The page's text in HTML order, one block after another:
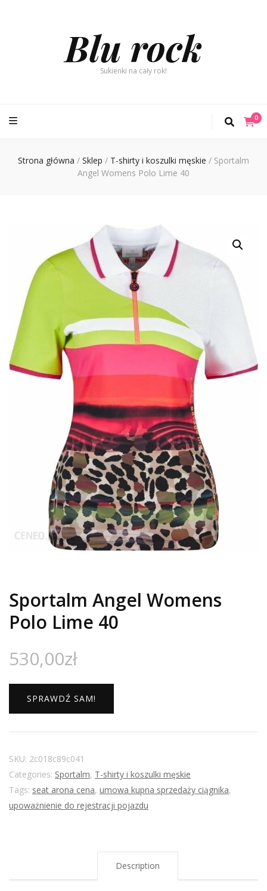
Blu rock
Sukienki na cały rok!
0
Strona główna / Sklep / T-shirty i koszulki męskie / Sportalm
Angel Womens Polo Lime 40
Sportalm Angel Womens
Polo Lime 40
530,00zł
SPRAWDŹ SAM!
SKU: 2c018c89c041
Categories: Sportalm, T-shirty i koszulki męskie
Tags: seat arona cena, umowa kupna sprzedaży ciągnika,
upoważnienie do rejestracji pojazdu
Description